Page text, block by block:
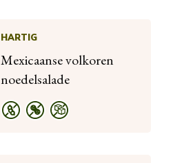
HARTIG
Mexicaanse volkoren
noedelsalade